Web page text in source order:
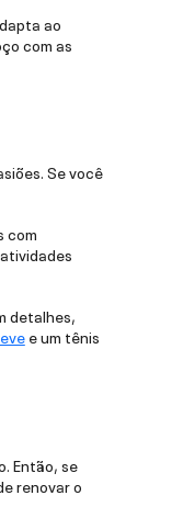
ao
com as
Se você
com
detalhes,
e um tênis
Então, se
renovar o